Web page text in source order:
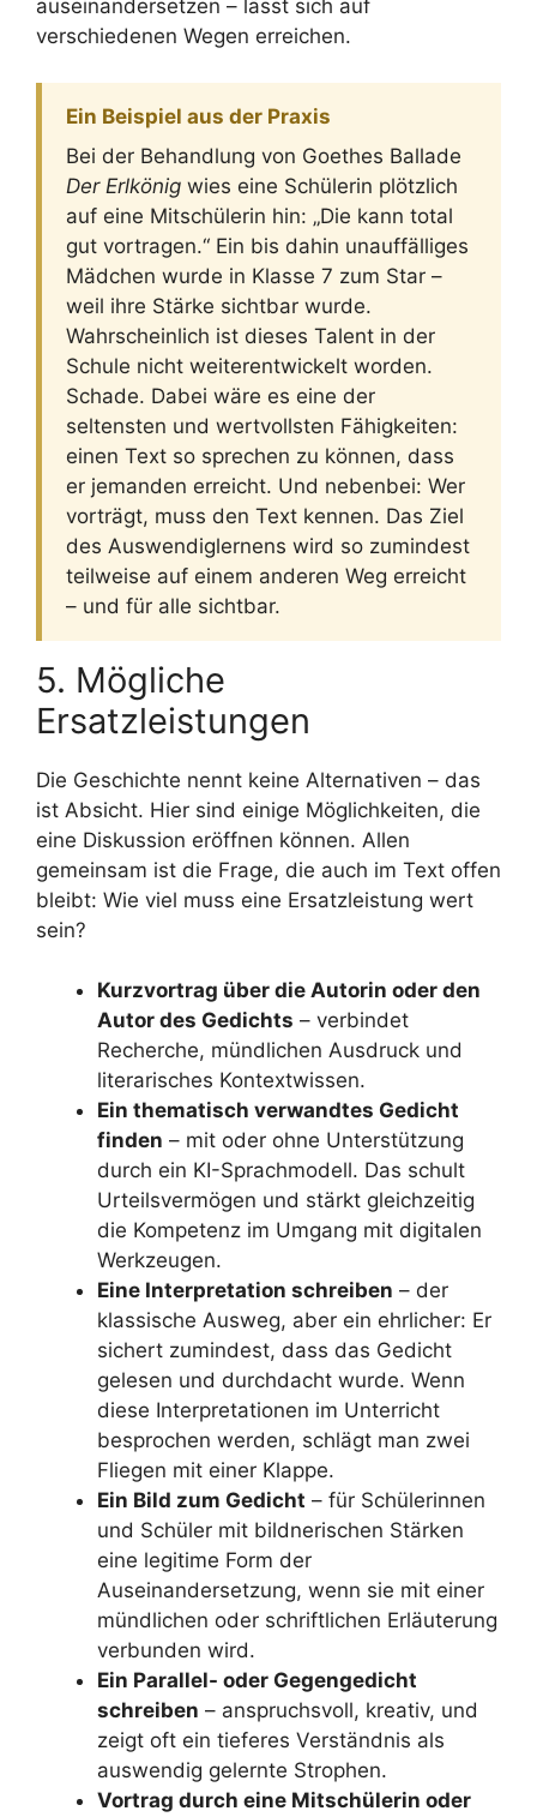
auseinandersetzen – lässt sich auf
verschiedenen Wegen erreichen.
Ein Beispiel aus der Praxis
Bei der Behandlung von Goethes Ballade
Der Erlkönig wies eine Schülerin plötzlich
auf eine Mitschülerin hin: „Die kann total
gut vortragen.“ Ein bis dahin unauffälliges
Mädchen wurde in Klasse 7 zum Star –
weil ihre Stärke sichtbar wurde.
Wahrscheinlich ist dieses Talent in der
Schule nicht weiterentwickelt worden.
Schade. Dabei wäre es eine der
seltensten und wertvollsten Fähigkeiten:
einen Text so sprechen zu können, dass
er jemanden erreicht. Und nebenbei: Wer
vorträgt, muss den Text kennen. Das Ziel
des Auswendiglernens wird so zumindest
teilweise auf einem anderen Weg erreicht
– und für alle sichtbar.
5. Mögliche
Ersatzleistungen
Die Geschichte nennt keine Alternativen – das
ist Absicht. Hier sind einige Möglichkeiten, die
eine Diskussion eröffnen können. Allen
gemeinsam ist die Frage, die auch im Text offen
bleibt: Wie viel muss eine Ersatzleistung wert
sein?
Kurzvortrag über die Autorin oder den
Autor des Gedichts – verbindet
Recherche, mündlichen Ausdruck und
literarisches Kontextwissen.
Ein thematisch verwandtes Gedicht
finden – mit oder ohne Unterstützung
durch ein KI-Sprachmodell. Das schult
Urteilsvermögen und stärkt gleichzeitig
die Kompetenz im Umgang mit digitalen
Werkzeugen.
Eine Interpretation schreiben – der
klassische Ausweg, aber ein ehrlicher: Er
sichert zumindest, dass das Gedicht
gelesen und durchdacht wurde. Wenn
diese Interpretationen im Unterricht
besprochen werden, schlägt man zwei
Fliegen mit einer Klappe.
Ein Bild zum Gedicht – für Schülerinnen
und Schüler mit bildnerischen Stärken
eine legitime Form der
Auseinandersetzung, wenn sie mit einer
mündlichen oder schriftlichen Erläuterung
verbunden wird.
Ein Parallel- oder Gegengedicht
schreiben – anspruchsvoll, kreativ, und
zeigt oft ein tieferes Verständnis als
auswendig gelernte Strophen.
Vortrag durch eine Mitschülerin oder